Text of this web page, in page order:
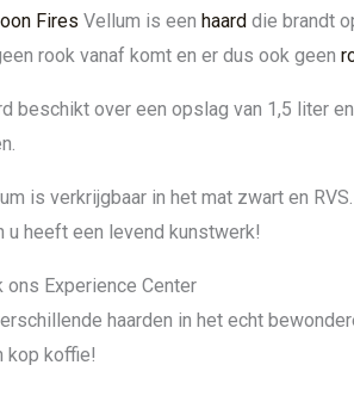
Fires Vellum is een haard die brandt
rook vanaf komt en er dus ook geen
beschikt over een opslag van 1,5 liter
is verkrijgbaar in het mat zwart en
u heeft een levend kunstwerk!
ons Experience Center
haarden in het echt
kop koffie!